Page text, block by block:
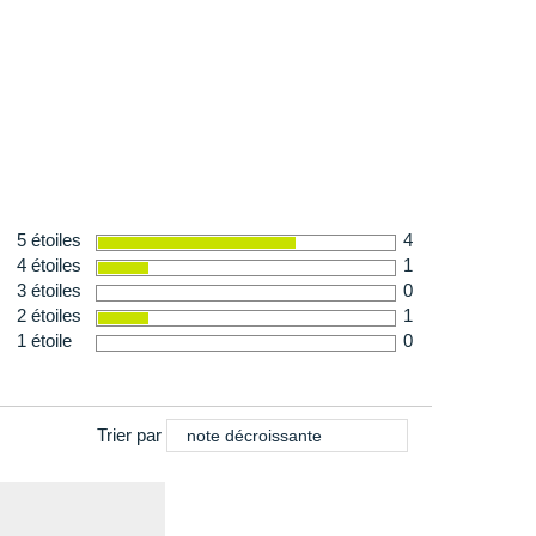
5 étoiles
4
4 étoiles
1
3 étoiles
0
2 étoiles
1
1 étoile
0
Trier par note décroissante